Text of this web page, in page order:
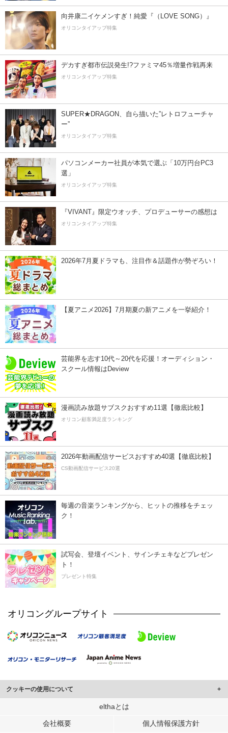
向井康二イケメンすぎ！純愛『（LOVE SONG）』
オリコンタイアップ特集
デカすぎ都市伝説発生!?ファミマ45％増量作戦再来
オリコンタイアップ特集
SUPER★DRAGON、自ら描いた”レトロフューチャ
ー”
オリコンタイアップ特集
パソコンメーカー社員が本気で選ぶ「10万円台PC3
選」
オリコンタイアップ特集
『VIVANT』限定ウオッチ、プロデューサーの感想は
オリコンタイアップ特集
2026年7月夏ドラマも、注目作＆話題作が勢ぞろい！
【夏アニメ2026】7月期夏の新アニメを一挙紹介！
芸能界を志す10代～20代を応援！オーディション・
スクール情報はDeview
漫画読み放題サブスクおすすめ11選【徹底比較】
オリコン顧客満足度ランキング
2026年動画配信サービスおすすめ40選【徹底比較】
CS動画配信サービス20選
毎週の音楽ランキングから、ヒットの推移をチェッ
ク！
試写会、登壇イベント、サインチェキなどプレゼン
ト！
プレゼント特集
オリコングループサイト
クッキーの使用について
このサイトでは Cookie を使用して、ユーザーに合わせたコンテンツや広告の
行っています。
elthaとは
会社概要 個人情報保護方針